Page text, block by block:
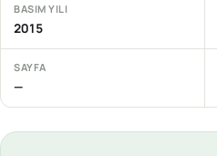
BASIM YILI
2015
SAYFA
—